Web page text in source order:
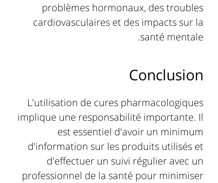
problèmes hormonaux, des troubles
cardiovasculaires et des impacts sur la
santé mentale.
Conclusion
L'utilisation de cures pharmacologiques
implique une responsabilité importante. Il
est essentiel d'avoir un minimum
d'information sur les produits utilisés et
d'effectuer un suivi régulier avec un
professionnel de la santé pour minimiser